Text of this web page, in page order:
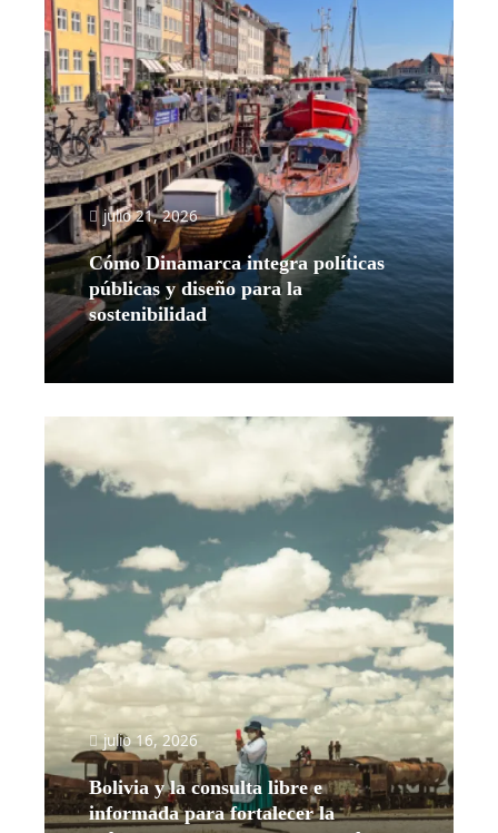
julio 21, 2026
Cómo Dinamarca integra políticas
públicas y diseño para la
sostenibilidad
julio 16, 2026
Bolivia y la consulta libre e
informada para fortalecer la